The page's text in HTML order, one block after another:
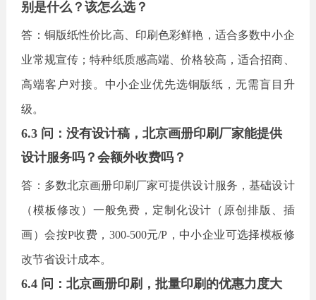
别是什么？该怎么选？
答：铜版纸性价比高、印刷色彩鲜艳，适合多数中小企
业常规宣传；特种纸质感高端、价格较高，适合招商、
高端客户对接。中小企业优先选铜版纸，无需盲目升
级。
6.3 问：没有设计稿，北京画册印刷厂家能提供
设计服务吗？会额外收费吗？
答：多数北京画册印刷厂家可提供设计服务，基础设计
（模板修改）一般免费，定制化设计（原创排版、插
画）会按P收费，300-500元/P，中小企业可选择模板修
改节省设计成本。
6.4 问：北京画册印刷，批量印刷的优惠力度大